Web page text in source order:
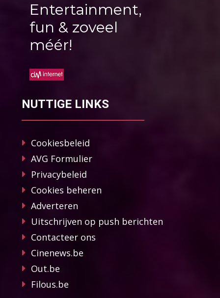
Entertainment,
fun & zoveel
méér!
NUTTIGE LINKS
Cookiesbeleid
AVG Formulier
Privacybeleid
Cookies beheren
Adverteren
Uitschrijven op push berichten
Contacteer ons
Cinenews.be
Out.be
Filous.be